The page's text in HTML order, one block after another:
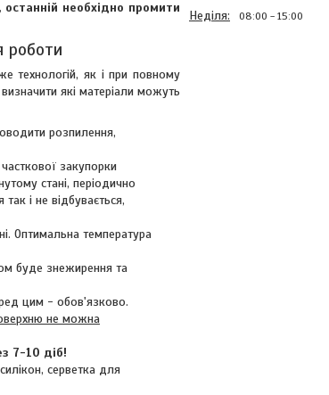
необхідно промити
роботи
технологій, як і при повному
які матеріали можуть
розпилення,
закупорки
стані, періодично
і не відбувається,
Оптимальна температура
буде знежирення та
цим - обов'язково.
не можна
7-10 діб!
серветка для
Неділя 08:00 15:00